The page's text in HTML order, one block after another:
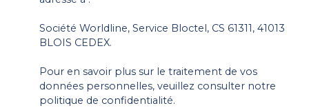
Société Worldline, Service Bloctel, CS 61311, 41013
BLOIS CEDEX.
Pour en savoir plus sur le traitement de vos
données personnelles, veuillez consulter notre
politique de confidentialité.